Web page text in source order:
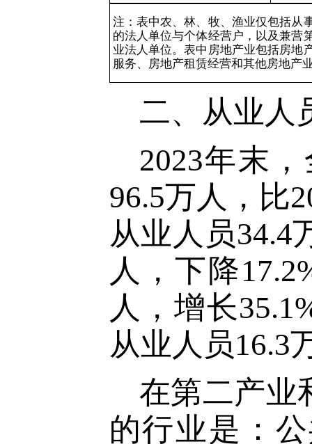
注：表中农、林、牧、渔业仅包括从
的法人单位与个体经营户，以及兼营
业法人单位。表中房地产业包括房地
服务、房地产租赁经营和其他房地产
二、从业人
2023年末
96.5万人，比
从业人员34.4
人，下降
人，增长
从业人员16.3
在第二产业
的行业是：